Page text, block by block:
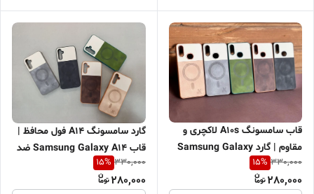
قاب سامسونگ A10s لاکچری و
مقاوم | گارد Samsung Galaxy
اقساطی + ارسال سریع
330,000
15%
280,000
گارد سامسونگ A14 فول محافظ |
قاب Samsung Galaxy A14 ضد
شیک | اقساطی + ارسال سریع
330,000
15%
280,000